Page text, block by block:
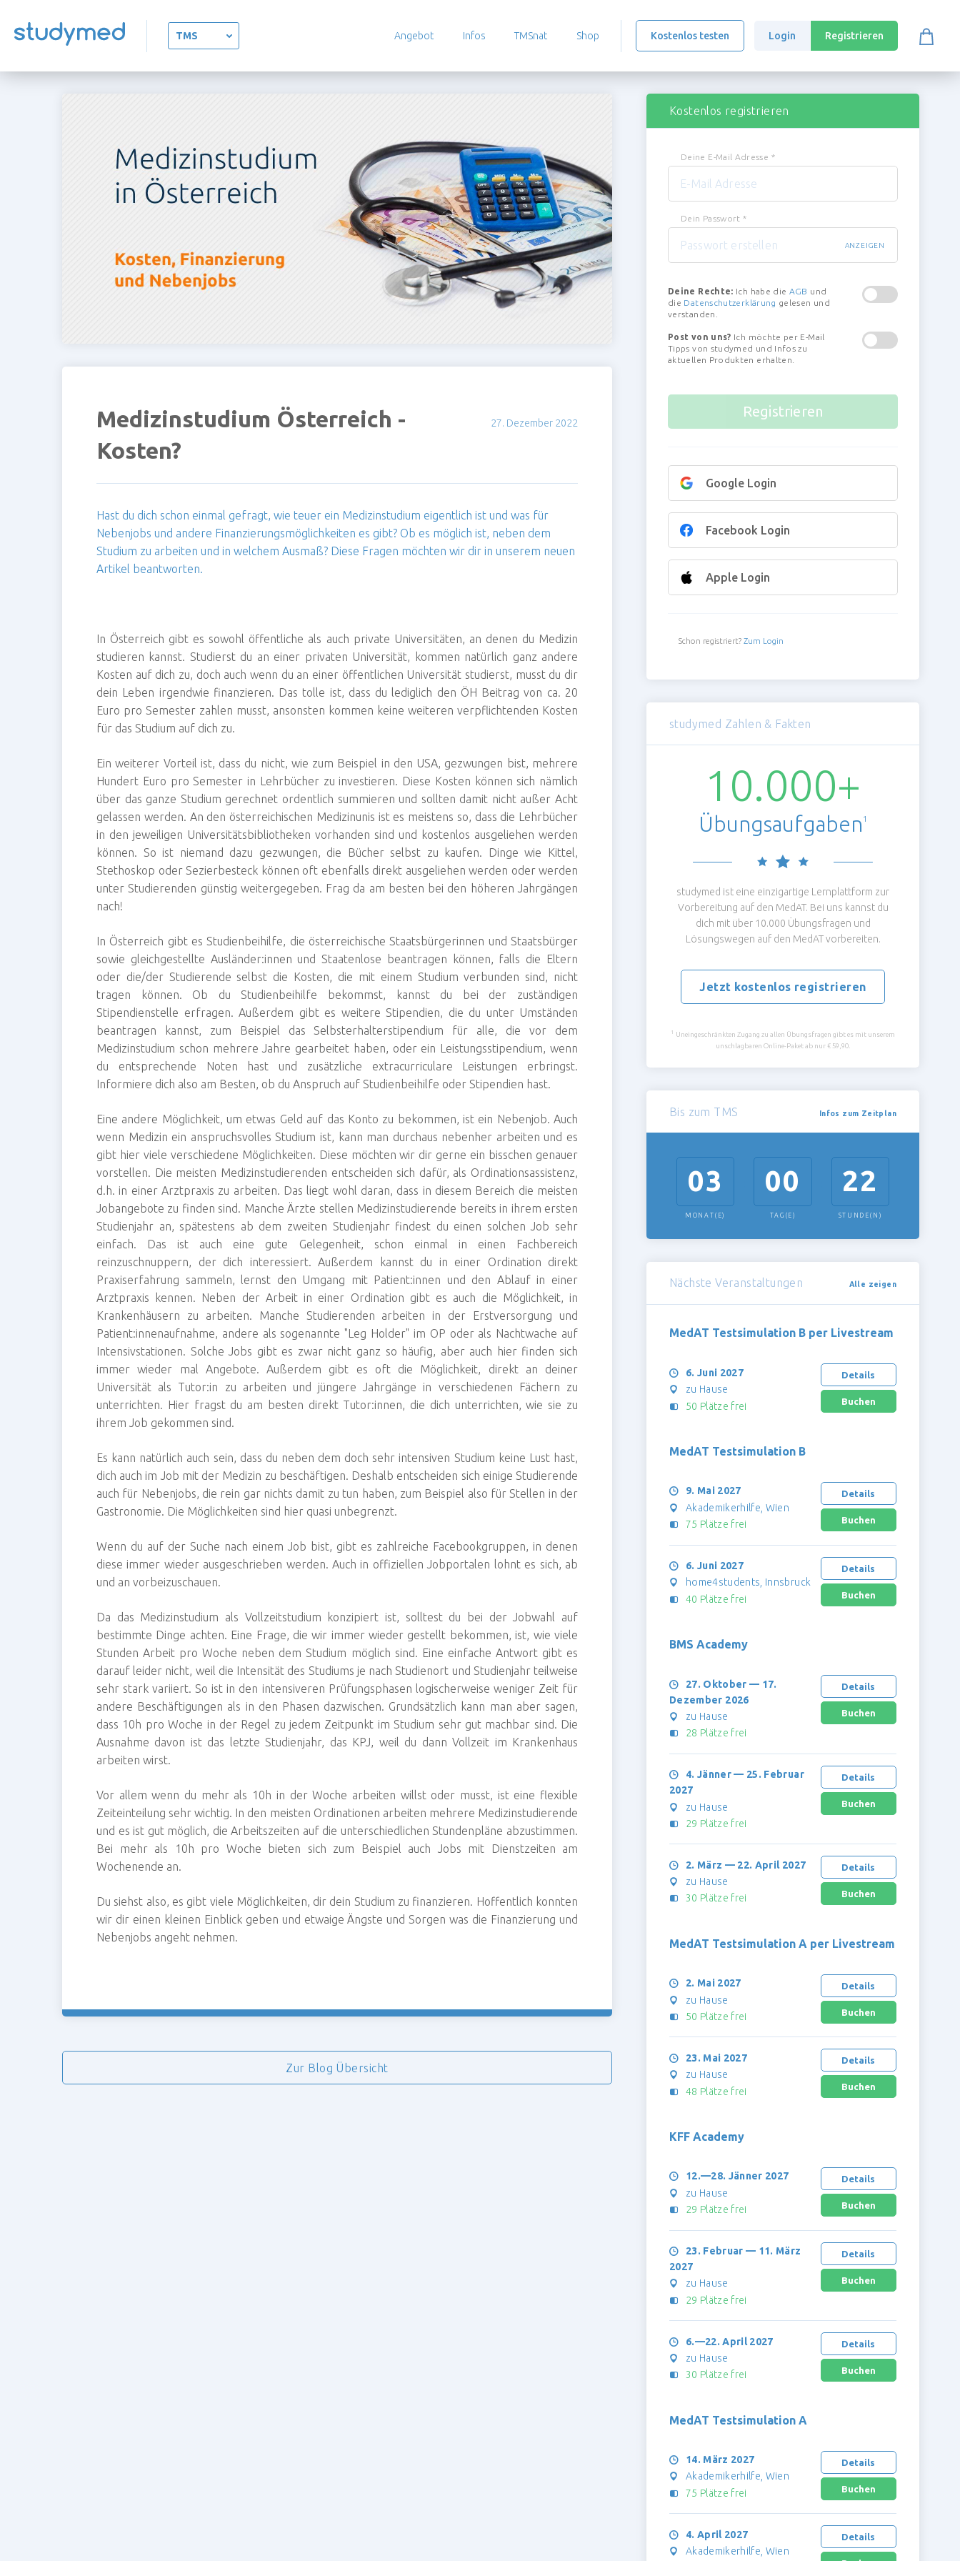
Angebot Infos TMSnat Shop Kostenlos testen Login Registrieren
Medizinstudium Österreich -
Kosten?
27. Dezember 2022
Hast du dich schon einmal gefragt, wie teuer ein Medizinstudium eigentlich ist und was für
Nebenjobs und andere Finanzierungsmöglichkeiten es gibt? Ob es möglich ist, neben dem
Studium zu arbeiten und in welchem Ausmaß? Diese Fragen möchten wir dir in unserem neuen
Artikel beantworten.
In Österreich gibt es sowohl öffentliche als auch private Universitäten, an denen du Medizin
studieren kannst. Studierst du an einer privaten Universität, kommen natürlich ganz andere
Kosten auf dich zu, doch auch wenn du an einer öffentlichen Universität studierst, musst du dir
dein Leben irgendwie finanzieren. Das tolle ist, dass du lediglich den ÖH Beitrag von ca. 20
Euro pro Semester zahlen musst, ansonsten kommen keine weiteren verpflichtenden Kosten
für das Studium auf dich zu.
Ein weiterer Vorteil ist, dass du nicht, wie zum Beispiel in den USA, gezwungen bist, mehrere
Hundert Euro pro Semester in Lehrbücher zu investieren. Diese Kosten können sich nämlich
über das ganze Studium gerechnet ordentlich summieren und sollten damit nicht außer Acht
gelassen werden. An den österreichischen Medizinunis ist es meistens so, dass die Lehrbücher
in den jeweiligen Universitätsbibliotheken vorhanden sind und kostenlos ausgeliehen werden
können. So ist niemand dazu gezwungen, die Bücher selbst zu kaufen. Dinge wie Kittel,
Stethoskop oder Sezierbesteck können oft ebenfalls direkt ausgeliehen werden oder werden
unter Studierenden günstig weitergegeben. Frag da am besten bei den höheren Jahrgängen
nach!
In Österreich gibt es Studienbeihilfe, die österreichische Staatsbürgerinnen und Staatsbürger
sowie gleichgestellte Ausländer:innen und Staatenlose beantragen können, falls die Eltern
oder die/der Studierende selbst die Kosten, die mit einem Studium verbunden sind, nicht
tragen können. Ob du Studienbeihilfe bekommst, kannst du bei der zuständigen
Stipendienstelle erfragen. Außerdem gibt es weitere Stipendien, die du unter Umständen
beantragen kannst, zum Beispiel das Selbsterhalterstipendium für alle, die vor dem
Medizinstudium schon mehrere Jahre gearbeitet haben, oder ein Leistungsstipendium, wenn
du entsprechende Noten hast und zusätzliche extracurriculare Leistungen erbringst.
Informiere dich also am Besten, ob du Anspruch auf Studienbeihilfe oder Stipendien hast.
Eine andere Möglichkeit, um etwas Geld auf das Konto zu bekommen, ist ein Nebenjob. Auch
wenn Medizin ein anspruchsvolles Studium ist, kann man durchaus nebenher arbeiten und es
gibt hier viele verschiedene Möglichkeiten. Diese möchten wir dir gerne ein bisschen genauer
vorstellen. Die meisten Medizinstudierenden entscheiden sich dafür, als Ordinationsassistenz,
d.h. in einer Arztpraxis zu arbeiten. Das liegt wohl daran, dass in diesem Bereich die meisten
Jobangebote zu finden sind. Manche Ärzte stellen Medizinstudierende bereits in ihrem ersten
Studienjahr an, spätestens ab dem zweiten Studienjahr findest du einen solchen Job sehr
einfach. Das ist auch eine gute Gelegenheit, schon einmal in einen Fachbereich
reinzuschnuppern, der dich interessiert. Außerdem kannst du in einer Ordination direkt
Praxiserfahrung sammeln, lernst den Umgang mit Patient:innen und den Ablauf in einer
Arztpraxis kennen. Neben der Arbeit in einer Ordination gibt es auch die Möglichkeit, in
Krankenhäusern zu arbeiten. Manche Studierenden arbeiten in der Erstversorgung und
Patient:innenaufnahme, andere als sogenannte "Leg Holder" im OP oder als Nachtwache auf
Intensivstationen. Solche Jobs gibt es zwar nicht ganz so häufig, aber auch hier finden sich
immer wieder mal Angebote. Außerdem gibt es oft die Möglichkeit, direkt an deiner
Universität als Tutor:in zu arbeiten und jüngere Jahrgänge in verschiedenen Fächern zu
unterrichten. Hier fragst du am besten direkt Tutor:innen, die dich unterrichten, wie sie zu
ihrem Job gekommen sind.
Es kann natürlich auch sein, dass du neben dem doch sehr intensiven Studium keine Lust hast,
dich auch im Job mit der Medizin zu beschäftigen. Deshalb entscheiden sich einige Studierende
auch für Nebenjobs, die rein gar nichts damit zu tun haben, zum Beispiel also für Stellen in der
Gastronomie. Die Möglichkeiten sind hier quasi unbegrenzt.
Wenn du auf der Suche nach einem Job bist, gibt es zahlreiche Facebookgruppen, in denen
diese immer wieder ausgeschrieben werden. Auch in offiziellen Jobportalen lohnt es sich, ab
und an vorbeizuschauen.
Da das Medizinstudium als Vollzeitstudium konzipiert ist, solltest du bei der Jobwahl auf
bestimmte Dinge achten. Eine Frage, die wir immer wieder gestellt bekommen, ist, wie viele
Stunden Arbeit pro Woche neben dem Studium möglich sind. Eine einfache Antwort gibt es
darauf leider nicht, weil die Intensität des Studiums je nach Studienort und Studienjahr teilweise
sehr stark variiert. So ist in den intensiveren Prüfungsphasen logischerweise weniger Zeit für
andere Beschäftigungen als in den Phasen dazwischen. Grundsätzlich kann man aber sagen,
dass 10h pro Woche in der Regel zu jedem Zeitpunkt im Studium sehr gut machbar sind. Die
Ausnahme davon ist das letzte Studienjahr, das KPJ, weil du dann Vollzeit im Krankenhaus
arbeiten wirst.
Vor allem wenn du mehr als 10h in der Woche arbeiten willst oder musst, ist eine flexible
Zeiteinteilung sehr wichtig. In den meisten Ordinationen arbeiten mehrere Medizinstudierende
und es ist gut möglich, die Arbeitszeiten auf die unterschiedlichen Stundenpläne abzustimmen.
Bei mehr als 10h pro Woche bieten sich zum Beispiel auch Jobs mit Dienstzeiten am
Wochenende an.
Du siehst also, es gibt viele Möglichkeiten, dir dein Studium zu finanzieren. Hoffentlich konnten
wir dir einen kleinen Einblick geben und etwaige Ängste und Sorgen was die Finanzierung und
Nebenjobs angeht nehmen.
Zur Blog Übersicht
Kostenlos registrieren
Deine E-Mail Adresse *
Dein Passwort*
ANZEIGEN
Deine Rechte: Ich habe die AGB und
die Datenschutzerklärung gelesen und
verstanden.
Post von uns? Ich möchte per E-Mail
Tipps von studymed und Infos zu
aktuellen Produkten erhalten.
Google Login
Facebook Login
Apple Login
Schon registriert?Zum Login
studymed Zahlen & Fakten
10.000+
Übungsaufgaben 1
studymed ist eine einzigartige Lernplattform zur
Vorbereitung auf den MedAT. Bei uns kannst du
dich mit über 10.000 Übungsfragen und
Lösungswegen auf den MedAT vorbereiten.
Jetzt kostenlos registrieren
1 Uneingeschränkten Zugang zu allen Übungsfragen gibt es mit unserem
unschlagbaren Online-Paket ab nur € 59,90.
Bis zum TMS Infos zum Zeitplan
03
MONAT(E)
00
TAG(E)
22
STUNDE(N)
Nächste Veranstaltungen Alle zeigen
MedAT Testsimulation B per Livestream
6. Juni 2027
zu Hause
50 Plätze frei
Details
MedAT Testsimulation B
9. Mai 2027
Akademikerhilfe, Wien
75 Plätze frei
Details
6. Juni 2027
home4students, Innsbruck
40 Plätze frei
Details
BMS Academy
27. Oktober — 17.
Dezember 2026
zu Hause
28 Plätze frei
Details
4. Jänner — 25. Februar
2027
zu Hause
29 Plätze frei
Details
2. März — 22. April 2027
zu Hause
30 Plätze frei
Details
MedAT Testsimulation A per Livestream
2. Mai 2027
zu Hause
50 Plätze frei
Details
23. Mai 2027
zu Hause
48 Plätze frei
Details
KFF Academy
12.—28. Jänner 2027
zu Hause
29 Plätze frei
Details
23. Februar — 11. März
2027
zu Hause
29 Plätze frei
Details
6.—22. April 2027
zu Hause
30 Plätze frei
Details
MedAT Testsimulation A
14. März 2027
Akademikerhilfe, Wien
75 Plätze frei
Details
4. April 2027
Akademikerhilfe, Wien
Details